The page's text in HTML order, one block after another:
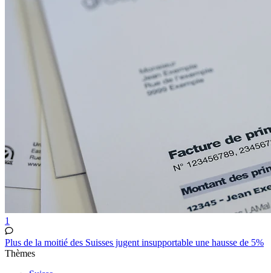
1
Plus de la moitié des Suisses jugent insupportable une hausse de 5%
Thèmes